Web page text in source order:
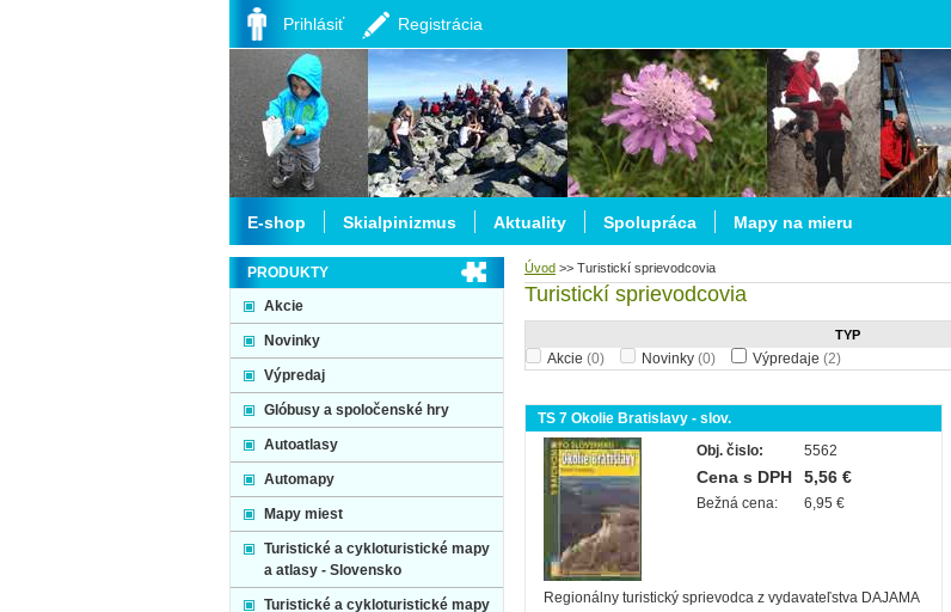
Úvod >> Turistickí sprievodcovia
Turistickí sprievodcovia
TYP
Akcie (0) Novinky (0) Výpredaje (2)
TS 7 Okolie Bratislavy - slov.
Obj. čislo:
5562
Cena s DPH 5,56 €
Bežná cena: 6,95 €
Regionálny turistický sprievodca z vydavateľstva DAJAMA
PRODUKTY
Akcie
Novinky
Výpredaj
Glóbusy a spoločenské hry
Autoatlasy
Automapy
Mapy miest
Turistické a cykloturistické mapy
a atlasy - Slovensko
Turistické a cykloturistické mapy
E-shop Skialpinizmus Aktuality Spolupráca Mapy na mieru
Prihlásiť Registrácia